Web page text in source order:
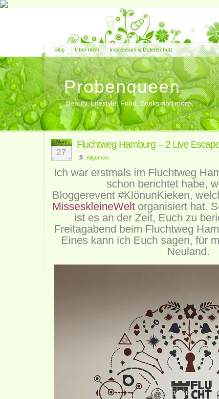
Blog Über mich Impressum & Datenschutz
Probenqueen
Beauty, Lifestyle, Food, Books and more
März
27
Fluchtweg Hamburg – 2 Live
Allgemein
Ich war erstmals im Fluchtweg
schon berichtet habe,
Bloggerevent #KlönunKieken,
MisseskleineWelt organisiert hat.
ist es an der Zeit, Euch zu
Freitagabend beim Fluchtweg
Eines kann ich Euch sagen, für
Neuland.